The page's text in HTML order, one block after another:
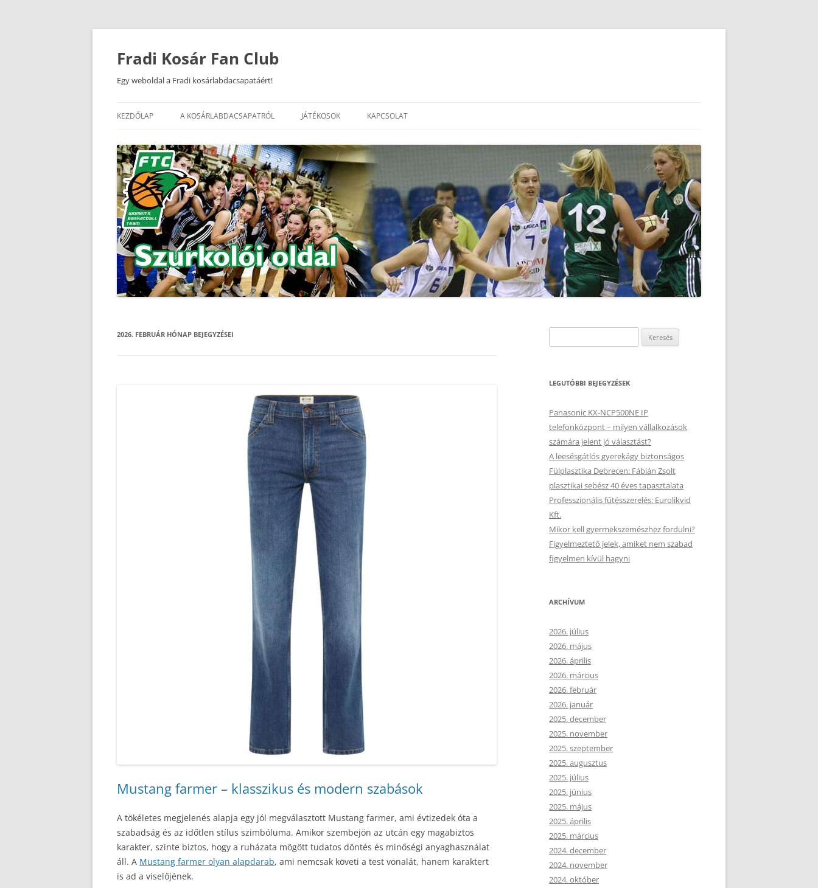
Kilépés
tartalomba
Fradi Kosár Fan Club
Egy weboldal a Fradi kosárlabdacsapatáért!
KEZDŐLAP A KOSÁRLABDACSAPATRÓL JÁTÉKOSOK KAPCSOLAT
2026. FEBRUÁR HÓNAP BEJEGYZÉSEI
Mustang farmer – klasszikus és modern szabások
A tökéletes megjelenés alapja egy jól megválasztott Mustang farmer, ami évtizedek óta a
szabadság és az időtlen stílus szimbóluma. Amikor szembejön az utcán egy magabiztos
karakter, szinte biztos, hogy a ruházata mögött tudatos döntés és minőségi anyaghasználat
áll. A Mustang farmer olyan alapdarab, ami nemcsak követi a test vonalát, hanem karaktert
is ad a viselőjének.
LEGUTÓBBI BEJEGYZÉSEK
Panasonic KX-NCP500NE IP
telefonközpont – milyen vállalkozások
számára jelent jó választást?
A leesésgátlós gyerekágy biztonságos
Fülplasztika Debrecen: Fábián Zsolt
plasztikai sebész 40 éves tapasztalata
Professzionális fűtésszerelés: Eurolikvid
Kft.
Mikor kell gyermekszemészhez fordulni?
Figyelmeztető jelek, amiket nem szabad
figyelmen kívül hagyni
ARCHÍVUM
2026. július
2026. május
2026. április
2026. március
2026. február
2026. január
2025. december
2025. november
2025. szeptember
2025. augusztus
2025. július
2025. június
2025. május
2025. április
2025. március
2024. december
2024. november
2024. október